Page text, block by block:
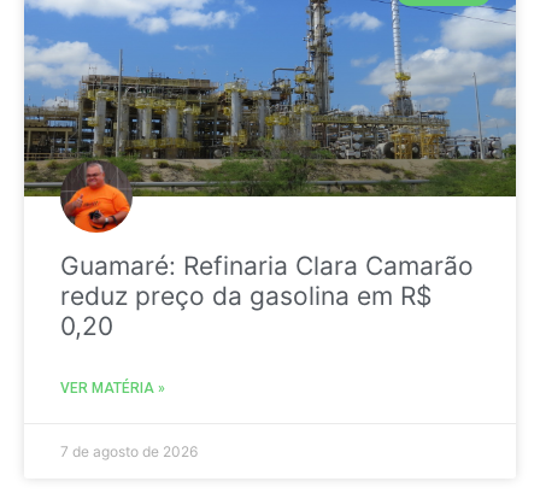
Guamaré: Refinaria Clara Camarão
reduz preço da gasolina em R$
0,20
VER MATÉRIA »
7 de agosto de 2026